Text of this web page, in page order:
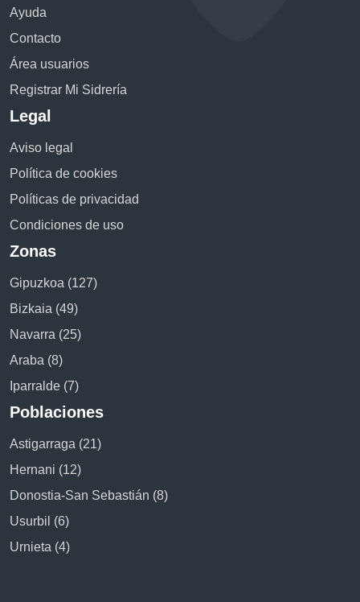
Ayuda
Contacto
Área usuarios
Registrar Mi Sidrería
Legal
Aviso legal
Política de cookies
Políticas de privacidad
Condiciones de uso
Zonas
Gipuzkoa (127)
Bizkaia (49)
Navarra (25)
Araba (8)
Iparralde (7)
Poblaciones
Astigarraga (21)
Hernani (12)
Donostia-San Sebastián (8)
Usurbil (6)
Urnieta (4)